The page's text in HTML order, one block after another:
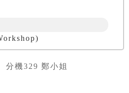
分機329 鄭小姐